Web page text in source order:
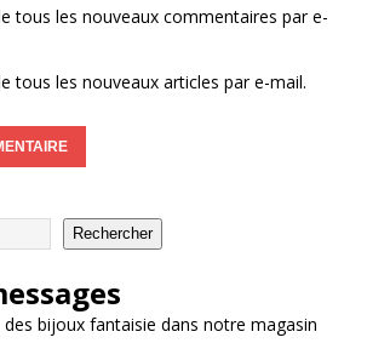
tous les nouveaux commentaires par e-
tous les nouveaux articles par e-mail.
Rechercher
des bijoux fantaisie dans notre magasin